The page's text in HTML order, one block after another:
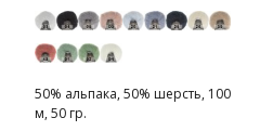
50% альпака, 50% шерсть, 100
м, 50 гр.